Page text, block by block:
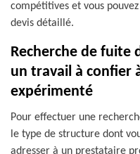
compétitives et vous
devis détaillé.
Recherche de fuite
un travail à confier
expérimenté
Pour effectuer une
le type de structure dont
adresser à un prestataire